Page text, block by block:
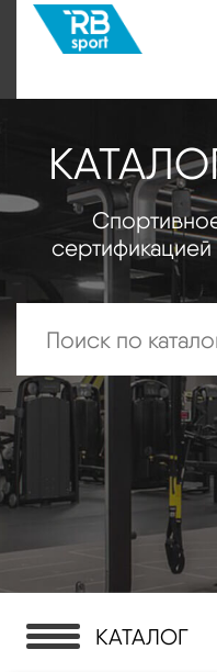
сертификацией
КАТАЛОГ